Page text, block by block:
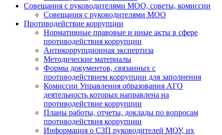
Совещания с руководителями МОО, советы, комиссии
Совещания с руководителями МОО
Противодействие коррупции
Нормативные правовые и иные акты в сфере
противодействия коррупции
Антикоррупционная экспертиза
Методические материалы
Формы документов, связанных с
противодействием коррупции для заполнения
Комиссии Управления образования АГО
деятельность которых направлена на
противодействие коррупции
Планы работы, отчеты, доклады по вопросам
противодействия коррупции
Информация о СЗП руководителей МОУ, их